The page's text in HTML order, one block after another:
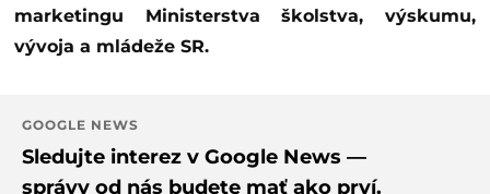
marketingu Ministerstva školstva, výskumu,
vývoja a mládeže SR.
GOOGLE NEWS
Sledujte interez v Google News —
správy od nás budete mať ako prví.